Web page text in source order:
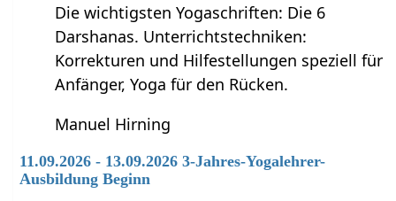
Die wichtigsten Yogaschriften: Die 6
Darshanas. Unterrichtstechniken:
Korrekturen und Hilfestellungen speziell für
Anfänger, Yoga für den Rücken.
Manuel Hirning
11.09.2026 - 13.09.2026 3-Jahres-Yogalehrer-
Ausbildung Beginn